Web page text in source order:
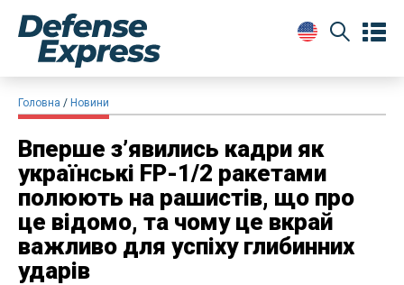
Головна Новини
Вперше з’явились кадри як
українські FP-1/2 ракетами
полюють на рашистів, що про
це відомо, та чому це вкрай
важливо для успіху глибинних
ударів